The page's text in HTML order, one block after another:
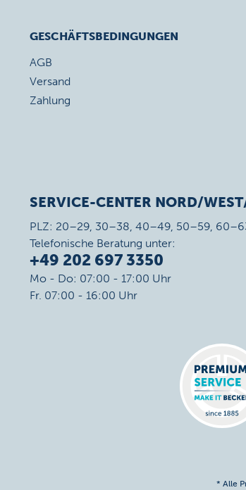
GESCHÄFTSBEDINGUNGEN
AGB
Versand
Zahlung
SERVICE-CENTER NORD/
PLZ: 20–29, 30–38, 40–49, 50–59,
Telefonische Beratung unter:
+49 202 697 3350
Mo - Do: 07:00 - 17:00 Uhr
Fr. 07:00 - 16:00 Uhr
* Alle